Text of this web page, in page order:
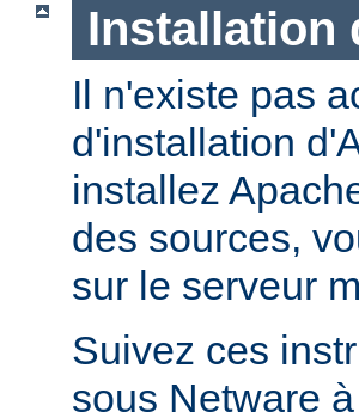
Installation
Il n'existe pas
d'installation
installez
des sources,
sur le serveur
Suivez ces
sous Netware